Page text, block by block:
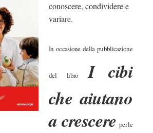
conoscere, condividere e
variare.
In occasione della pubblicazione
del libroI cibi
che aiutano
a crescere per le